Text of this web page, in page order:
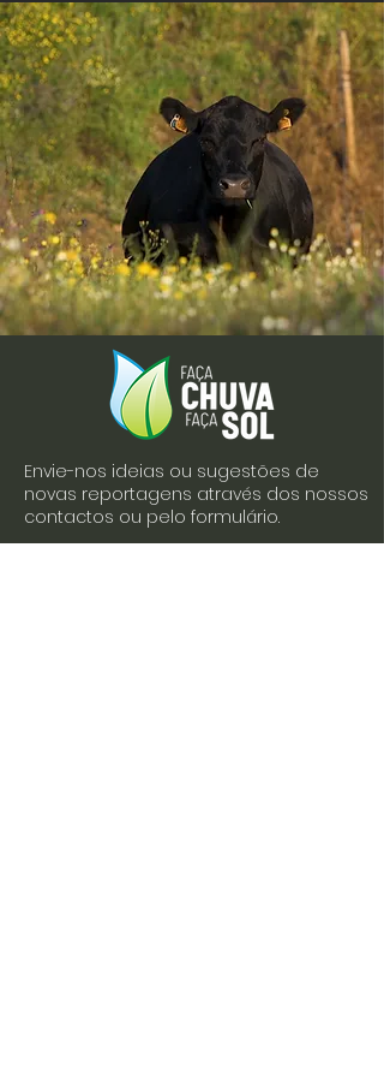
Envie-nos ideias ou sugestões de
novas reportagens através dos nossos
contactos ou pelo formulário.